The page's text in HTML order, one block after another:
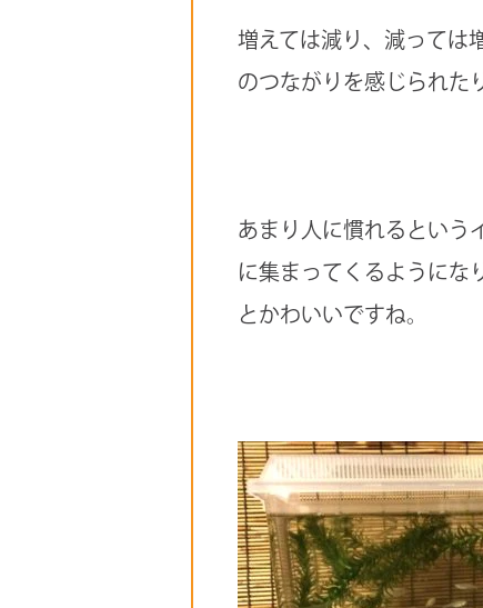
増えては減り、減っては
のつながりを感じられた
あまり人に慣れるという
に集まってくるようにな
とかわいいですね。